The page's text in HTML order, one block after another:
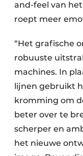
and-feel van
roept meer
“Het grafische
robuuste
machines. In
lijnen gebruikt
kromming om
beter over te
scherper en
het nieuwe